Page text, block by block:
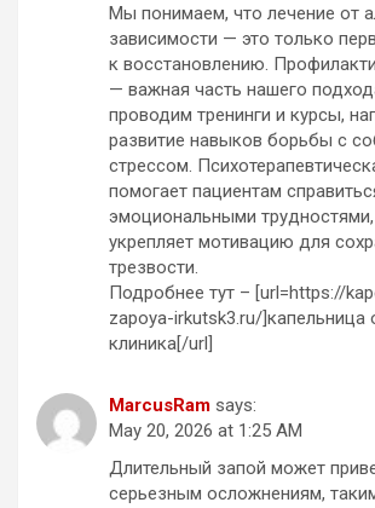
Мы понимаем, что лечение от
зависимости — это только
к восстановлению.
— важная часть нашего
проводим тренинги и курсы,
развитие навыков борьбы с
стрессом.
помогает пациентам
эмоциональными
укрепляет мотивацию для
трезвости.
Подробнее тут – [url=https://
zapoya-irkutsk3.ru/]капельница
клиника[/url]
MarcusRam says:
May 20, 2026 at 1:25 AM
Длительный запой может
серьезным осложнениям,